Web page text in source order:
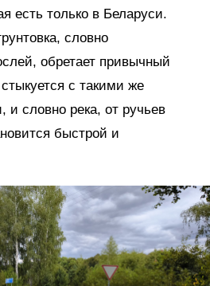
есть только в Беларуси.
словно
обретает привычный
с такими же
и словно река, от ручьев
быстрой и